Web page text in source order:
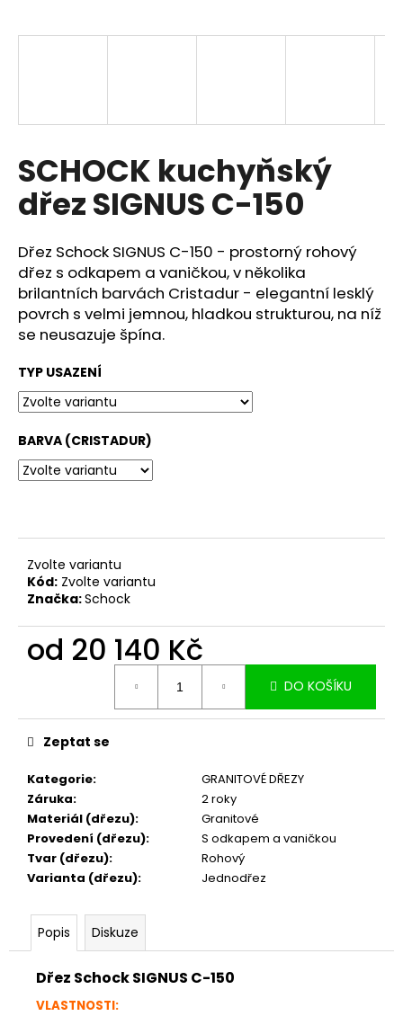
SCHOCK kuchyňský
dřez SIGNUS C-150
Dřez Schock SIGNUS C-150 - prostorný rohový
dřez s odkapem a vaničkou, v několika
brilantních barvách Cristadur - elegantní lesklý
povrch s velmi jemnou, hladkou strukturou, na níž
se neusazuje špína.
TYP USAZENÍ
BARVA (CRISTADUR)
Zvolte variantu
Kód: Zvolte variantu
Značka:Schock
od 20 140 Kč
DO KOŠÍKU
Kategorie:
GRANITOVÉ DŘEZY
Záruka:
2 roky
Materiál (dřezu):
Granitové
Provedení (dřezu):
S odkapem a vaničkou
Tvar (dřezu):
Rohový
Varianta (dřezu): Jednodřez
Zeptat se
Popis Diskuze
Dřez Schock SIGNUS C-150
VLASTNOSTI:
j
?
HLEDAT
D
o
p
o
r
u
č
j
e
m